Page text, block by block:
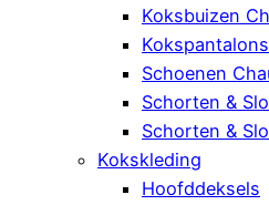
Koksbuizen
Schoenen
Schorten &
Schorten &
Kokskleding
Hoofddeksels